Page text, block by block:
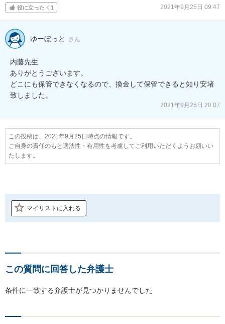
役に立った 1 2021年9月25日 09:47
ゆーぼっと さん
内藤先生
ありがとうございます。
どこにも保管できなくなるので、換金して保管できると知り安堵
2021年9月25日 20:07
この投稿は、2021年9月25日時点の情報です。
ご自身の責任のもと適法性・有用性を考慮してご利用いただくようお願いい
たします。
マイリストに入れる
この質問に回答した弁護士
条件に一致する弁護士が見つかりませんでした